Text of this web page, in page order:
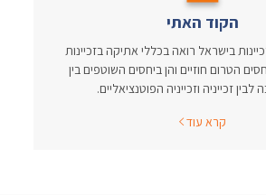
הקוד האתי
בישראל רואה בכללי אתיקה בזכיינות
הטרום חוזיים והן ביחסים השוטפים בין
זכייניה וזכייניה הפוטנציאליים.
קרא עוד